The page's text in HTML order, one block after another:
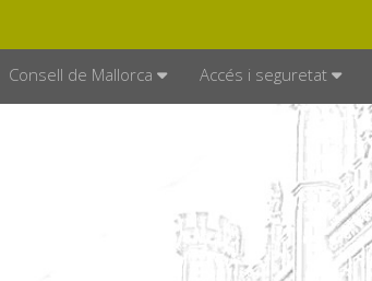
Consell de Mallorca Accés i seguretat